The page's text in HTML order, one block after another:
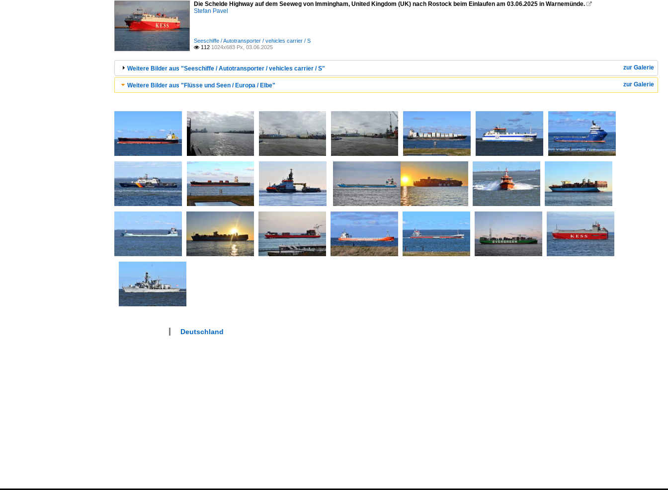
Die Schelde Highway auf dem Seeweg von Immingham, United Kingdom (UK) nach Rostock beim Einlaufen am 03.06.2025 in Warnemünde. 
Stefan Pavel
Seeschiffe / Autotransporter / vehicles carrier / S
 112 1024x683 Px, 03.06.2025
zur Galerie
Weitere Bilder aus "Seeschiffe / Autotransporter / vehicles carrier / S"
zur Galerie
Weitere Bilder aus "Flüsse und Seen / Europa / Elbe"
Deutschland